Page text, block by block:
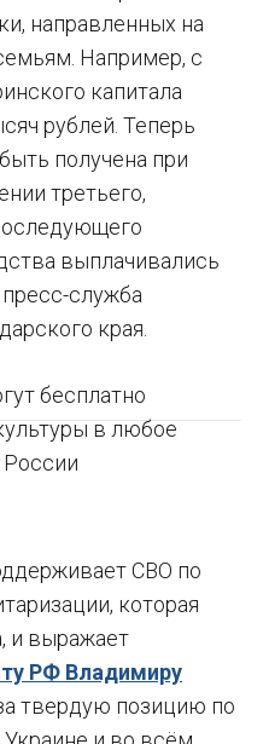
направленных на
Например, с
капитала
рублей. Теперь
получена при
третьего,
выплачивались
служба
края.
бесплатно
в любое
СВО по
которая
и выражает
РФ Владимиру
твердую позицию по